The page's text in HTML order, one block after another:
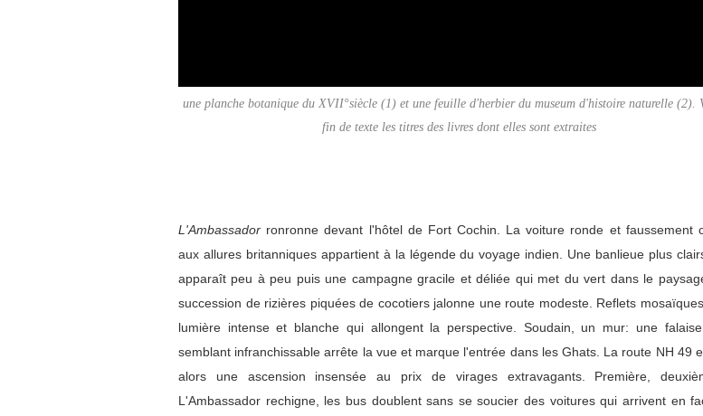
une planche botanique du XVII°siècle (1) et une feuille d'herbier du museum d'histoire naturelle (2).
fin de texte les titres des livres dont elles sont extraites
L'Ambassador ronronne devant l'hôtel de Fort Cochin. La voiture ronde et faussement
aux allures britanniques appartient à la légende du voyage indien. Une banlieue plus
apparaît peu à peu puis une campagne gracile et déliée qui met du vert dans le
succession de rizières piquées de cocotiers jalonne une route modeste. Reflets
lumière intense et blanche qui allongent la perspective. Soudain, un mur: une
semblant infranchissable arrête la vue et marque l'entrée dans les Ghats. La route NH 49
alors une ascension insensée au prix de virages extravagants. Première,
L'Ambassador rechigne, les bus doublent sans se soucier des voitures qui arrivent en